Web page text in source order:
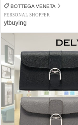
BOTTEGA VENETA
PERSONAL SHOPPER
ytbuying